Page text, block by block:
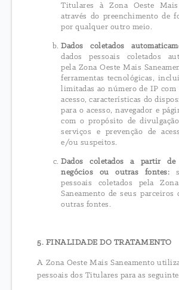
Titulares à Zona Oeste Mais
através do preenchimento de
por qualquer outro meio.
Dados coletados
dados pessoais coletados
pela Zona Oeste Mais
ferramentas tecnológicas,
limitadas ao número de IP com
acesso, características do
para o acesso, navegador e
com o propósito de
serviços e prevenção de
e/ou suspeitos.
Dados coletados a partir de
negócios ou outras fontes:
pessoais coletados pela
Saneamento de seus parceiros
outras fontes.
5. FINALIDADE DO TRATAMENTO
A Zona Oeste Mais Saneamento
pessoais dos Titulares para as